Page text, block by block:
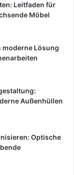
Leitfaden für
Möbel
moderne Lösung
Außenhüllen
Optische